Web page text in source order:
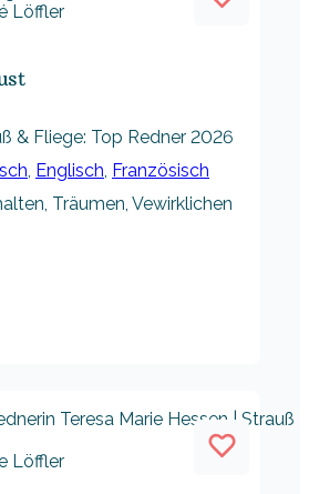
Löffler
& Fliege: Top Redner 2026
, Englisch, Französisch
Träumen, Vewirklichen
Löffler